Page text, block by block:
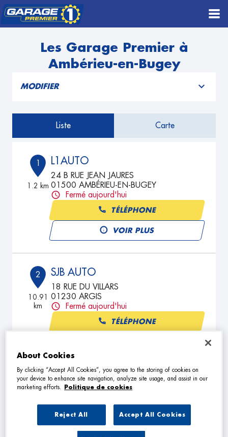
Les Garage Premier à
Ambérieu-en-Bugey
MODIFIER
Liste Carte
1
1.2 km
L1AUTO
24 B RUE JEAN JAURES
01500 AMBÉRIEU-EN-BUGEY
Fermé aujourd'hui
TÉLÉPHONE
VOIR PLUS
2
10.91
km
SJB AUTO
18 RUE DU VILLARS
01230 ARGIS
Fermé aujourd'hui
TÉLÉPHONE
3 MAX'S AUTO
1320 CHALAMONT
Fermé aujourd'hui
TÉLÉPHONE
About Cookies
By clicking “Accept All Cookies”, you agree to the storing of cookies on
your device to enhance site navigation, analyze site usage, and assist in our
marketing efforts.
Politique de cookies
Reject All Accept All Cookies